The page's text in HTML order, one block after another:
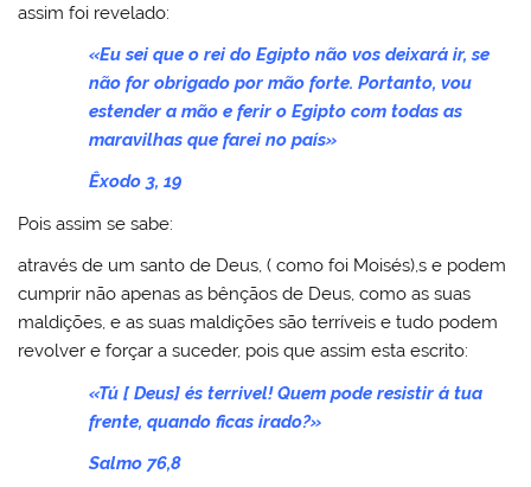
assim foi revelado:
«Eu sei que o rei do Egipto não vos deixará ir, se
não for obrigado por mão forte. Portanto, vou
estender a mão e ferir o Egipto com todas as
maravilhas que farei no país»
Êxodo 3, 19
Pois assim se sabe:
através de um santo de Deus, ( como foi Moisés),s e podem
cumprir não apenas as bênçãos de Deus, como as suas
maldições, e as suas maldições são terríveis e tudo podem
revolver e forçar a suceder, pois que assim esta escrito:
«Tú [ Deus] és terrivel! Quem pode resistir á tua
frente, quando ficas irado?»
Salmo 76,8